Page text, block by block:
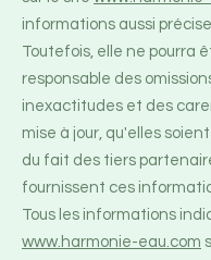
informations aussi
Toutefois, elle ne pourra
responsable des
inexactitudes et des
mise à jour, qu'elles
du fait des tiers
fournissent ces
Tous les informations
www.harmonie-eau.com